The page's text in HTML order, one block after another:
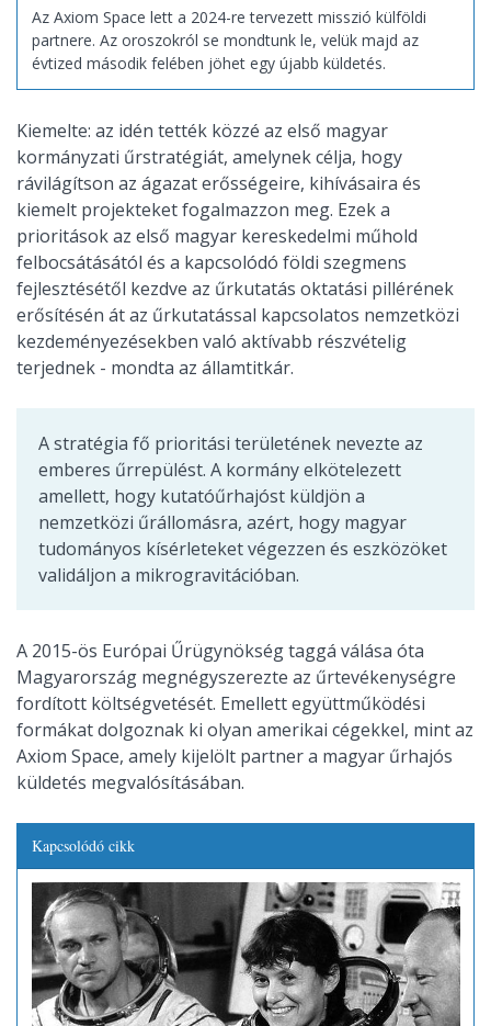
Az Axiom Space lett a 2024-re tervezett misszió külföldi
partnere. Az oroszokról se mondtunk le, velük majd az
évtized második felében jöhet egy újabb küldetés.
Kiemelte: az idén tették közzé az első magyar
kormányzati űrstratégiát, amelynek célja, hogy
rávilágítson az ágazat erősségeire, kihívásaira és
kiemelt projekteket fogalmazzon meg. Ezek a
prioritások az első magyar kereskedelmi műhold
felbocsátásától és a kapcsolódó földi szegmens
fejlesztésétől kezdve az űrkutatás oktatási pillérének
erősítésén át az űrkutatással kapcsolatos nemzetközi
kezdeményezésekben való aktívabb részvételig
terjednek - mondta az államtitkár.
A stratégia fő prioritási területének nevezte az
emberes űrrepülést. A kormány elkötelezett
amellett, hogy kutatóűrhajóst küldjön a
nemzetközi űrállomásra, azért, hogy magyar
tudományos kísérleteket végezzen és eszközöket
validáljon a mikrogravitációban.
A 2015-ös Európai Űrügynökség taggá válása óta
Magyarország megnégyszerezte az űrtevékenységre
fordított költségvetését. Emellett együttműködési
formákat dolgoznak ki olyan amerikai cégekkel, mint az
Axiom Space, amely kijelölt partner a magyar űrhajós
küldetés megvalósításában.
Kapcsolódó cikk